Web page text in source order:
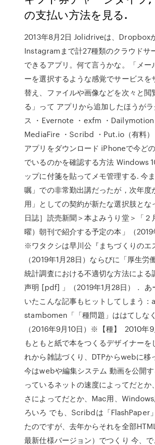
の支払い方法を見る.
2013年8月2日 Jolidriveは、Dropbox
Instagramまで計27種類のクラウドサ
できるアプリ。何て言うかな。「メー
ーを選択するような感覚でサービスを
替え、ファイルや画像などを次々と閲
る」って アプリから追加したほうが
ス ・Evernote ・exfm ・Dailymotion
MediaFire ・Scribd ・Put.io（有料
アプリをダウンロード iPhoneで今ど
でいるのかを確認する方法 Windows
ップに付箋を貼ってメモ管理する. 今
嘱」での非常勤出講だったが，次年度
用」としての契約が新たな選択肢とな
日誌］読売新聞＞本よみうり堂＞「２
曜）朝刊で紹介する予定の本」（2019
※ワタクシは早川公『まちづくりのエ
（2019年1月28日）ならびに「厚生労
統計調査における不適切な方法による
声明 [pdf] 」（2019年1月28日）． あ
いたこんな記事もヒットしてしまう
stambomen「「種問題」ははてしな
（2016年9月10日）※【種】 2010年
もともと紙で本をつくるデザイナーを
れから雑誌づくり、DTPからwebに移
今はwebや編集システム 動画を公開
っているネットの速度によってだとか
さによってだとか、Mac用、
ろいろ でも、Scribdは「FlashPaper
たのですが、去年からそれを全部
最新仕様バージョン）でつくり 今、